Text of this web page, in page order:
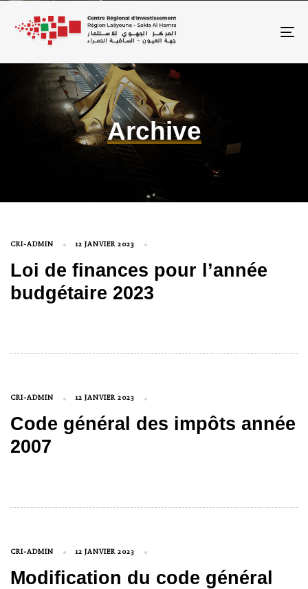
Archive
CRI-ADMIN 12 JANVIER 2023
Loi de finances pour l’année
budgétaire 2023
CRI-ADMIN 12 JANVIER 2023
Code général des impôts année
2007
CRI-ADMIN 12 JANVIER 2023
Modification du code général